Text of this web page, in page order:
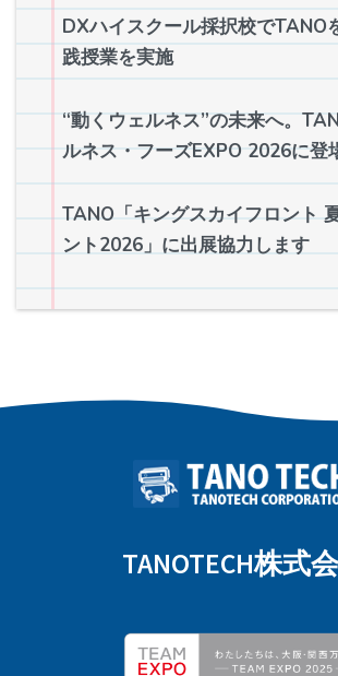
DXハイスクール採択校でTANO
践授業を実施
“動くウェルネス”の未来へ。
ルネス・フーズEXPO 2026に登
TANO「キングスカイフロント
ント2026」に出展協力します
TANOTECH株式